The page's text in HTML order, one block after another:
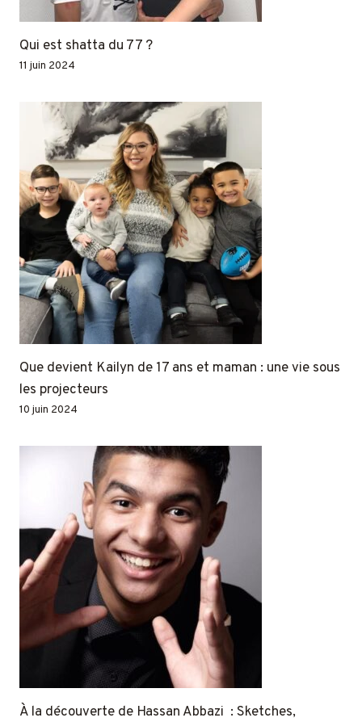
Qui est shatta du 77 ?
11 juin 2024
Que devient Kailyn de 17 ans et maman : une vie sous
les projecteurs
10 juin 2024
À la découverte de Hassan Abbazi : Sketches,